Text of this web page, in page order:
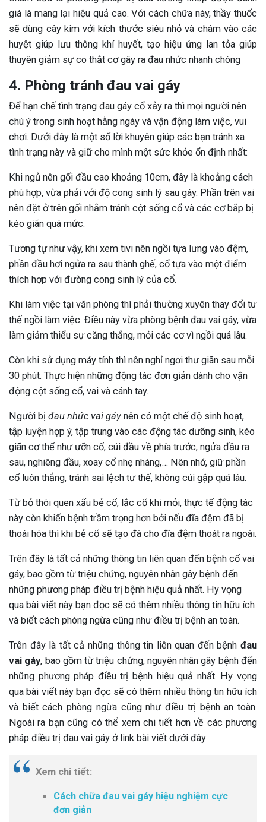
giá là mang lại hiệu quả cao. Với cách chữa này, thầy thuốc
sẽ dùng cây kim với kích thước siêu nhỏ và châm vào các
huyệt giúp lưu thông khí huyết, tạo hiệu ứng lan tỏa giúp
thuyên giảm sự co thắt cơ gây ra đau nhức nhanh chóng
4. Phòng tránh đau vai gáy
Để hạn chế tình trạng đau gáy cổ xảy ra thì mọi người nên
chú ý trong sinh hoạt hằng ngày và vận động làm việc, vui
chơi. Dưới đây là một số lời khuyên giúp các bạn tránh xa
tình trạng này và giữ cho mình một sức khỏe ổn định nhất:
Khi ngủ nên gối đầu cao khoảng 10cm, đây là khoảng cách
phù hợp, vừa phải với độ cong sinh lý sau gáy. Phần trên vai
nên đặt ở trên gối nhằm tránh cột sống cổ và các cơ bắp bị
kéo giãn quá mức.
Tương tự như vậy, khi xem tivi nên ngồi tựa lưng vào đệm,
phần đầu hơi ngửa ra sau thành ghế, cổ tựa vào một điểm
thích hợp với đường cong sinh lý của cổ.
Khi làm việc tại văn phòng thì phải thường xuyên thay đổi tư
thế ngồi làm việc. Điều này vừa phòng bệnh đau vai gáy, vừa
làm giảm thiểu sự căng thẳng, mỏi các cơ vì ngồi quá lâu.
Còn khi sử dụng máy tính thì nên nghỉ ngơi thư giãn sau mỗi
30 phút. Thực hiện những động tác đơn giản dành cho vận
động cột sống cổ, vai và cánh tay.
Người bị đau nhức vai gáy nên có một chế độ sinh hoạt,
tập luyện hợp ý, tập trung vào các động tác dưỡng sinh, kéo
giãn cơ thể như ưỡn cổ, cúi đầu về phía trước, ngửa đầu ra
sau, nghiêng đầu, xoay cổ nhẹ nhàng,… Nên nhớ, giữ phần
cổ luôn thẳng, tránh sai lệch tư thế, không cúi gập quá lâu.
Từ bỏ thói quen xấu bẻ cổ, lắc cổ khi mỏi, thực tế động tác
này còn khiến bệnh trầm trọng hơn bởi nếu đĩa đệm đã bị
thoái hóa thì khi bẻ cổ sẽ tạo đà cho đĩa đệm thoát ra ngoài.
Trên đây là tất cả những thông tin liên quan đến bệnh cổ vai
gáy, bao gồm từ triệu chứng, nguyên nhân gây bệnh đến
những phương pháp điều trị bệnh hiệu quả nhất. Hy vọng
qua bài viết này bạn đọc sẽ có thêm nhiều thông tin hữu ích
và biết cách phòng ngừa cũng như điều trị bệnh an toàn.
Trên đây là tất cả những thông tin liên quan đến bệnh đau
vai gáy, bao gồm từ triệu chứng, nguyên nhân gây bệnh đến
những phương pháp điều trị bệnh hiệu quả nhất. Hy vọng
qua bài viết này bạn đọc sẽ có thêm nhiều thông tin hữu ích
và biết cách phòng ngừa cũng như điều trị bệnh an toàn.
Ngoài ra bạn cũng có thể xem chi tiết hơn về các phương
pháp điều trị đau vai gáy ở link bài viết dưới đây
Xem chi tiết:
Cách chữa đau vai gáy hiệu nghiệm cực
đơn giản